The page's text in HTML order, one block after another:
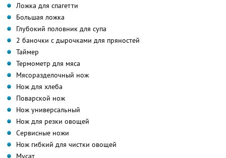
Ложка для спагетти
Большая ложка
Глубокий половник для супа
2 баночки с дырочками для пряностей
Таймер
Термометр для мяса
Мясоразделочный нож
Нож для хлеба
Поварской нож
Нож универсальный
Нож для резки овощей
Сервисные ножи
Нож гибкий для чистки овощей
Мусат